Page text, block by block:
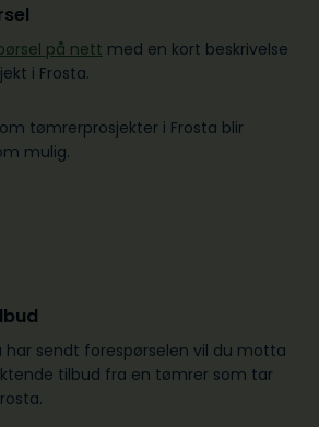
på nett med en kort beskrivelse
i Frosta.
tømrerprosjekter i Frosta blir
mulig.
sendt forespørselen vil du motta
tilbud fra en tømrer som tar